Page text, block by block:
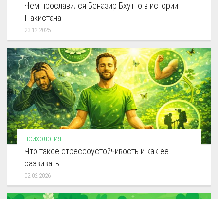
Чем прославился Беназир Бхутто в истории
Пакистана
23.12.2025
ПСИХОЛОГИЯ
Что такое стрессоустойчивость и как её
развивать
02.02.2026